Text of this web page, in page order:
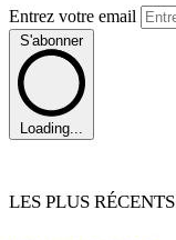
Entrez votre email
S'abonner
Loading...
LES PLUS RÉCENTS